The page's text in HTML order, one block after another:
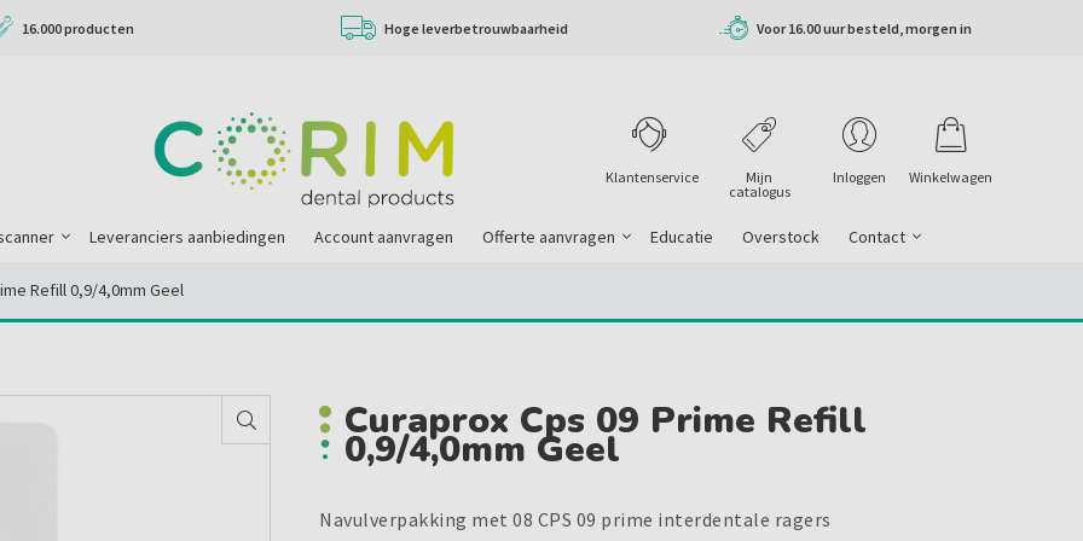
16.000 producten Hoge leverbetrouwbaarheid Voor 16.00 uur besteld, morgen in
Winkelwagen
Inloggen
Mijn
catalogus
Klantenservice
Leveranciers aanbiedingen Account aanvragen Offerte aanvragen Educatie Overstock Contact
Refill 0,9/4,0mm Geel
Curaprox Cps 09 Prime Refill
0,9/4,0mm Geel
Navulverpakking met 08 CPS 09 prime interdentale ragers